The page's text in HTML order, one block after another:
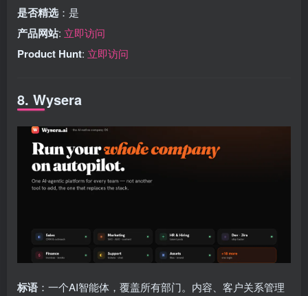
是否精选 ：是
产品网站: 立即访问
Product Hunt: 立即访问
8. Wysera
标语 ：一个AI智能体，覆盖所有部门。内容、客户关系管理